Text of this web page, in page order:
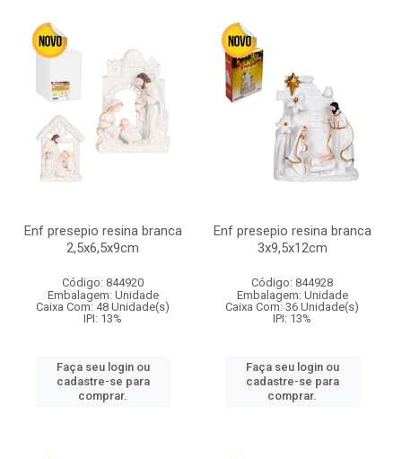
Enf presepio resina branca
2,5x6,5x9cm
Código: 844920
Embalagem: Unidade
Caixa Com: 48 Unidade(s)
IPI: 13%
Faça seu login ou
cadastre-se para
comprar.
Enf presepio resina branca
3x9,5x12cm
Código: 844928
Embalagem: Unidade
Caixa Com: 36 Unidade(s)
IPI: 13%
Faça seu login ou
cadastre-se para
comprar.